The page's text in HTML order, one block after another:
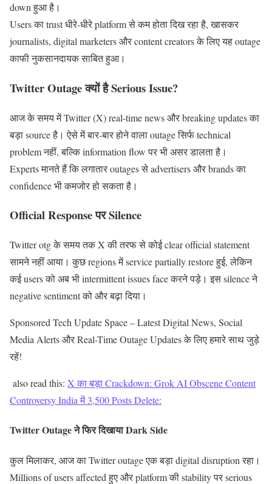
down हुआ है।
Users का trust धीरे-धीरे platform से कम होता दिख रहा है, खासकर
journalists, digital marketers और content creators के लिए यह outage
काफी नुकसानदायक साबित हुआ।
Twitter Outage क्यों है Serious Issue?
आज के समय में Twitter (X) real-time news और breaking updates का
बड़ा source है। ऐसे में बार-बार होने वाला outage सिर्फ technical
problem नहीं, बल्कि information flow पर भी असर डालता है।
Experts मानते हैं कि लगातार outages से advertisers और brands का
confidence भी कमजोर हो सकता है।
Official Response पर Silence
Twitter otg के समय तक X की तरफ से कोई clear official statement
सामने नहीं आया। कुछ regions में service partially restore हुई, लेकिन
कई users को अब भी intermittent issues face करने पड़े। इस silence ने
negative sentiment को और बढ़ा दिया।
Sponsored Tech Update Space – Latest Digital News, Social
Media Alerts और Real-Time Outage Updates के लिए हमारे साथ जुड़े
रहें!
also read this: X का बड़ा Crackdown: Grok AI Obscene Content
Controversy India में 3,500 Posts Delete:
Twitter Outage ने फिर दिखाया Dark Side
कुल मिलाकर, आज का Twitter outage एक बड़ा digital disruption रहा।
Millions of users affected हुए और platform की stability पर serious